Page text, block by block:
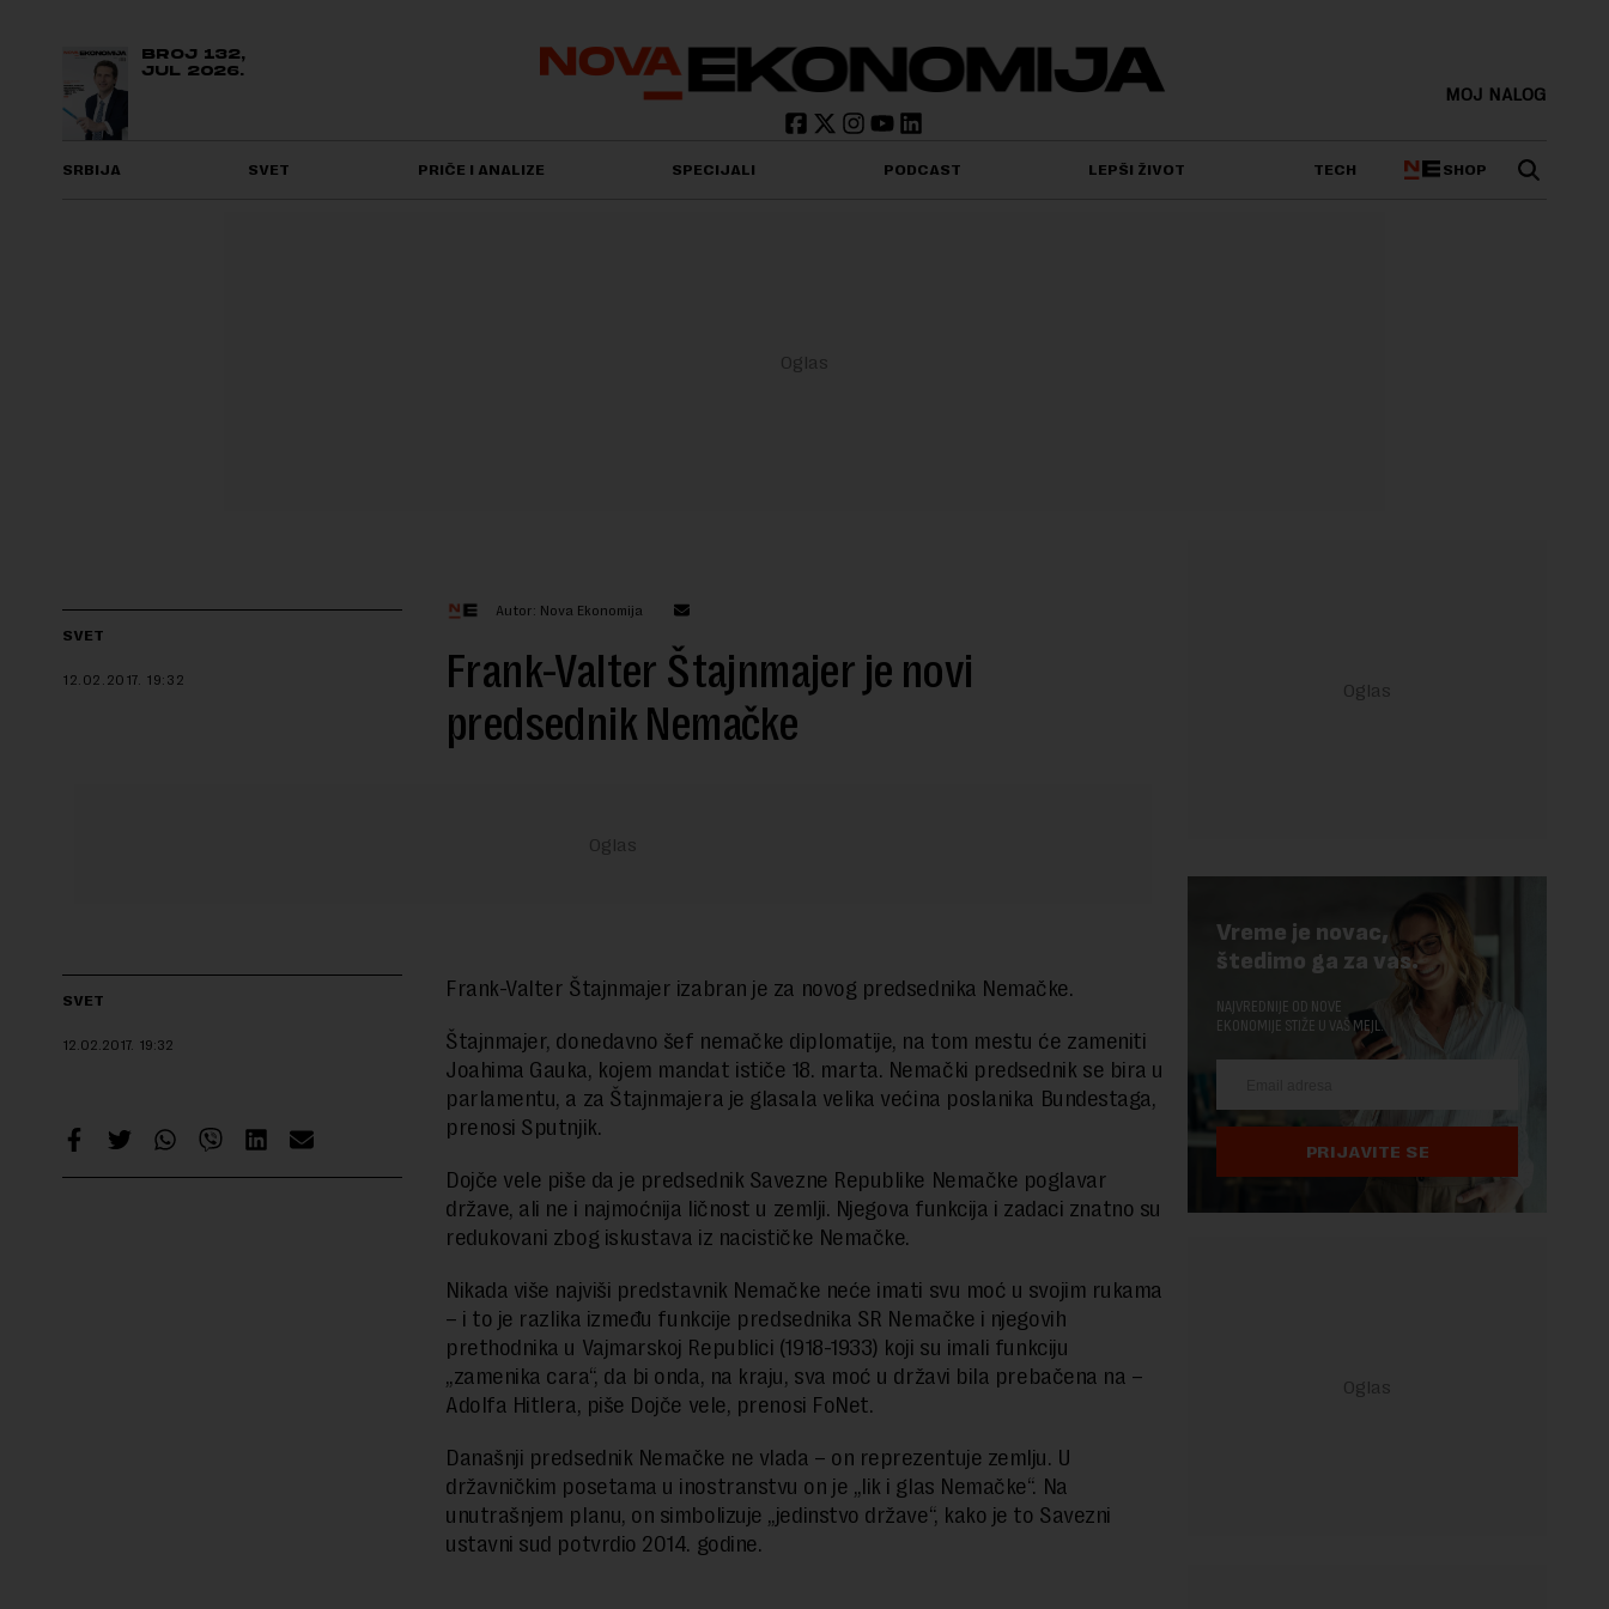
BROJ 132,
JUL 2026.
MOJ NALOG
SRBIJA SVET PRIČE I ANALIZE SPECIJALI PODCAST LEPŠI ŽIVOT TECH SHOP
SVET
12.02.2017. 19:32
Autor: Nova Ekonomija
Frank-Valter Štajnmajer je novi
predsednik Nemačke
SVET
12.02.2017. 19:32
Frank-Valter Štajnmajer izabran je za novog predsednika Nemačke.
Štajnmajer, donedavno šef nemačke diplomatije, na tom mestu će zameniti
Joahima Gauka, kojem mandat ističe 18. marta. Nemački predsednik se bira u
parlamentu, a za Štajnmajera je glasala velika većina poslanika Bundestaga,
prenosi Sputnjik.
Dojče vele piše da je predsednik Savezne Republike Nemačke poglavar
države, ali ne i najmoćnija ličnost u zemlji. Njegova funkcija i zadaci znatno su
redukovani zbog iskustava iz nacističke Nemačke.
Nikada više najviši predstavnik Nemačke neće imati svu moć u svojim rukama
– i to je razlika između funkcije predsednika SR Nemačke i njegovih
prethodnika u Vajmarskoj Republici (1918-1933) koji su imali funkciju
„zamenika cara“, da bi onda, na kraju, sva moć u državi bila prebačena na –
Adolfa Hitlera, piše Dojče vele, prenosi FoNet.
Današnji predsednik Nemačke ne vlada – on reprezentuje zemlju. U
državničkim posetama u inostranstvu on je „lik i glas Nemačke“. Na
unutrašnjem planu, on simbolizuje „jedinstvo države“, kako je to Savezni
ustavni sud potvrdio 2014. godine.
Vreme je novac,
štedimo ga za vas.
NAJVREDNIJE OD NOVE
EKONOMIJE STIŽE U VAŠ MEJL.
PRIJAVITE SE